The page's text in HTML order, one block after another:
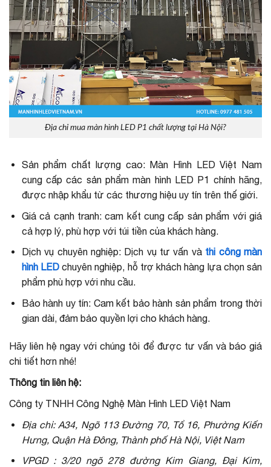
Địa chỉ mua màn hình LED P1 chất lượng tại Hà Nội?
Sản phẩm chất lượng cao: Màn Hình LED Việt Nam
cung cấp các sản phẩm màn hình LED P1 chính hãng,
được nhập khẩu từ các thương hiệu uy tín trên thế giới.
Giá cả cạnh tranh: cam kết cung cấp sản phẩm với giá
cả hợp lý, phù hợp với túi tiền của khách hàng.
Dịch vụ chuyên nghiệp: Dịch vụ tư vấn và thi công màn
hình LED chuyên nghiệp, hỗ trợ khách hàng lựa chọn sản
phẩm phù hợp với nhu cầu.
Bảo hành uy tín: Cam kết bảo hành sản phẩm trong thời
gian dài, đảm bảo quyền lợi cho khách hàng.
Hãy liên hệ ngay với chúng tôi để được tư vấn và báo giá
chi tiết hơn nhé!
Thông tin liên hệ:
Công ty TNHH Công Nghệ Màn Hình LED Việt Nam
Địa chỉ: A34, Ngõ 113 Đường 70, Tổ 16, Phường Kiến
Hưng, Quận Hà Đông, Thành phố Hà Nội, Việt Nam
VPGD : 3/20 ngõ 278 đường Kim Giang, Đại Kim,